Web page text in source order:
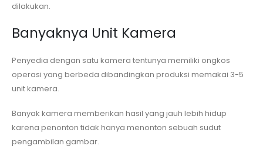
dilakukan.
Banyaknya Unit Kamera
Penyedia dengan satu kamera tentunya memiliki ongkos
operasi yang berbeda dibandingkan produksi memakai 3-5
unit kamera.
Banyak kamera memberikan hasil yang jauh lebih hidup
karena penonton tidak hanya menonton sebuah sudut
pengambilan gambar.